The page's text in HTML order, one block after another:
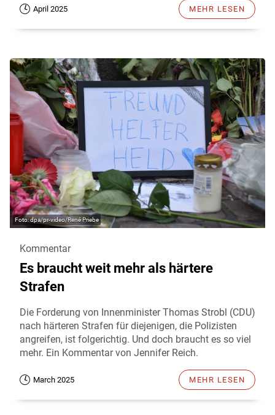
April 2025 MEHR LESEN
dpa/pr-video/René Priebe
Kommentar
Es braucht weit mehr als härtere
Strafen
Die Forderung von Innenminister Thomas Strobl (CDU)
nach härteren Strafen für diejenigen, die Polizisten
angreifen, ist folgerichtig. Und doch braucht es so viel
mehr. Ein Kommentar von Jennifer Reich.
March 2025 MEHR LESEN